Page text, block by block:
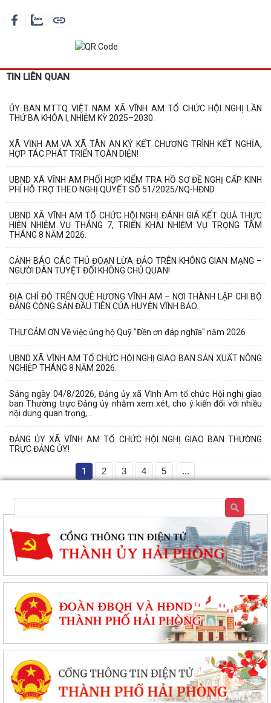
TIN LIÊN QUAN
ỦY BAN MTTQ VIỆT NAM XÃ VĨNH AM TỔ CHỨC HỘI NGHỊ LẦN
THỨ BA KHÓA I, NHIỆM KỲ 2025–2030.
XÃ VĨNH AM VÀ XÃ TÂN AN KÝ KẾT CHƯƠNG TRÌNH KẾT NGHĨA,
HỢP TÁC PHÁT TRIỂN TOÀN DIỆN!
UBND XÃ VĨNH AM PHỐI HỢP KIỂM TRA HỒ SƠ ĐỀ NGHỊ CẤP KINH
PHÍ HỖ TRỢ THEO NGHỊ QUYẾT SỐ 51/2025/NQ-HĐND.
UBND XÃ VĨNH AM TỔ CHỨC HỘI NGHỊ ĐÁNH GIÁ KẾT QUẢ THỰC
HIỆN NHIỆM VỤ THÁNG 7, TRIỂN KHAI NHIỆM VỤ TRỌNG TÂM
THÁNG 8 NĂM 2026.
CẢNH BÁO CÁC THỦ ĐOẠN LỪA ĐẢO TRÊN KHÔNG GIAN MẠNG –
NGƯỜI DÂN TUYỆT ĐỐI KHÔNG CHỦ QUAN!
ĐỊA CHỈ ĐỎ TRÊN QUÊ HƯƠNG VĨNH AM – NƠI THÀNH LẬP CHI BỘ
ĐẢNG CỘNG SẢN ĐẦU TIÊN CỦA HUYỆN VĨNH BẢO.
THƯ CẢM ƠN Về việc ủng hộ Quỹ "Đền ơn đáp nghĩa" năm 2026
UBND XÃ VĨNH AM TỔ CHỨC HỘI NGHỊ GIAO BAN SẢN XUẤT NÔNG
NGHIỆP THÁNG 8 NĂM 2026.
Sáng ngày 04/8/2026, Đảng ủy xã Vĩnh Am tổ chức Hội nghị giao
ban Thường trực Đảng ủy nhằm xem xét, cho ý kiến đối với nhiều
nội dung quan trọng,...
ĐẢNG ỦY XÃ VĨNH AM TỔ CHỨC HỘI NGHỊ GIAO BAN THƯỜNG
TRỰC ĐẢNG ỦY!
1 2 3 4 5 ...